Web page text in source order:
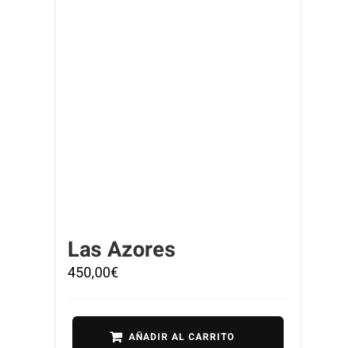
Las Azores
450,00€
AÑADIR AL CARRITO